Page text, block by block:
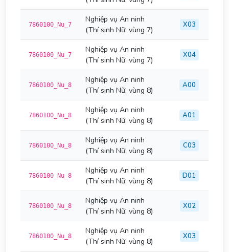
7860100_Nu_7
Nghiệp vụ An ninh
(Thí sinh Nữ, vùng 7)
X03
7860100_Nu_7
Nghiệp vụ An ninh
(Thí sinh Nữ, vùng 7)
X04
7860100_Nu_8
Nghiệp vụ An ninh
(Thí sinh Nữ, vùng 8)
A00
7860100_Nu_8
Nghiệp vụ An ninh
(Thí sinh Nữ, vùng 8)
A01
7860100_Nu_8
Nghiệp vụ An ninh
(Thí sinh Nữ, vùng 8)
C03
7860100_Nu_8
Nghiệp vụ An ninh
(Thí sinh Nữ, vùng 8)
D01
7860100_Nu_8
Nghiệp vụ An ninh
(Thí sinh Nữ, vùng 8)
X02
7860100_Nu_8
Nghiệp vụ An ninh
(Thí sinh Nữ, vùng 8)
X03